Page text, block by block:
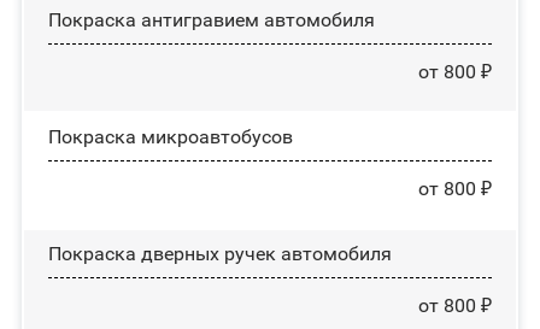
Покраска антигравием автомобиля
от 800 ₽
Покраска микроавтобусов
от 800 ₽
Покраска дверных ручек автомобиля
от 800 ₽